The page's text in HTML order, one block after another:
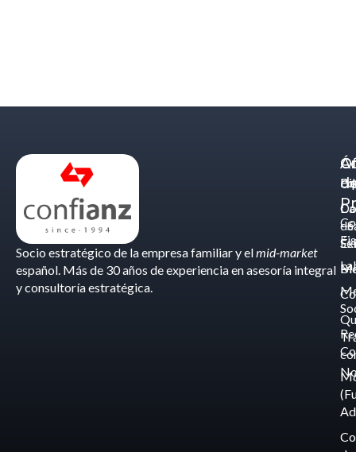
Socio estratégico de la empresa familiar y elmid-market
español. Más de 30 años de experiencia en asesoría integral
y consultoría estratégica.
de
-